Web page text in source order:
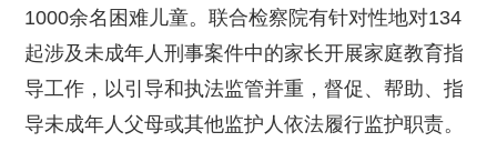
1000余名困难儿童。联合检察院有针对性地对134
起涉及未成年人刑事案件中的家长开展家庭教育指
导工作，以引导和执法监管并重，督促、帮助、指
导未成年人父母或其他监护人依法履行监护职责。